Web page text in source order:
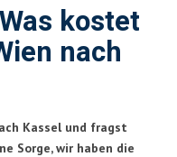
kostet
nach
Kassel und fragst
Sorge, wir haben die